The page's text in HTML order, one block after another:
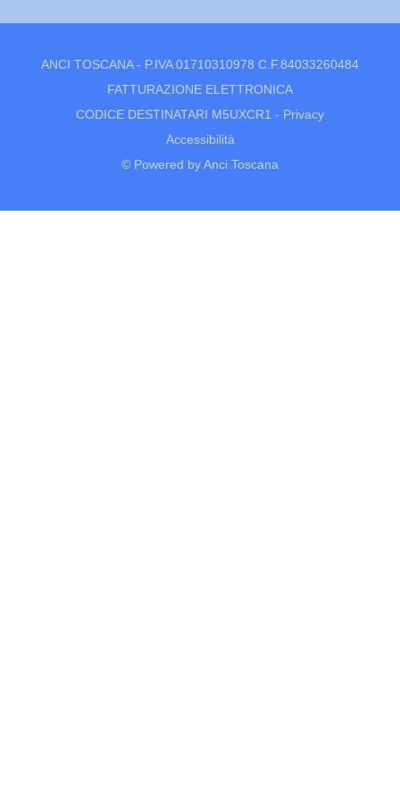
ANCI TOSCANA - P.IVA 01710310978 C.F.84033260484
FATTURAZIONE ELETTRONICA
CODICE DESTINATARI M5UXCR1 - Privacy
Accessibilità
© Powered by Anci Toscana